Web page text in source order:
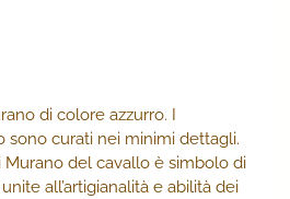
di colore azzurro. I
sono curati nei minimi dettagli.
Murano del cavallo è simbolo di
all’artigianalità e abilità dei